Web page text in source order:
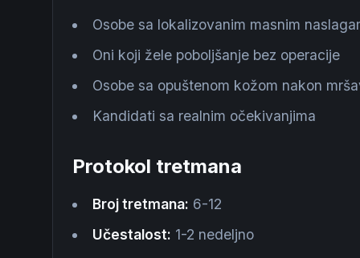
Osobe sa lokalizovanim masnim
Oni koji žele poboljšanje bez operacije
Osobe sa opuštenom kožom nakon
Kandidati sa realnim očekivanjima
Protokol tretmana
Broj tretmana: 6-12
Učestalost: 1-2 nedeljno